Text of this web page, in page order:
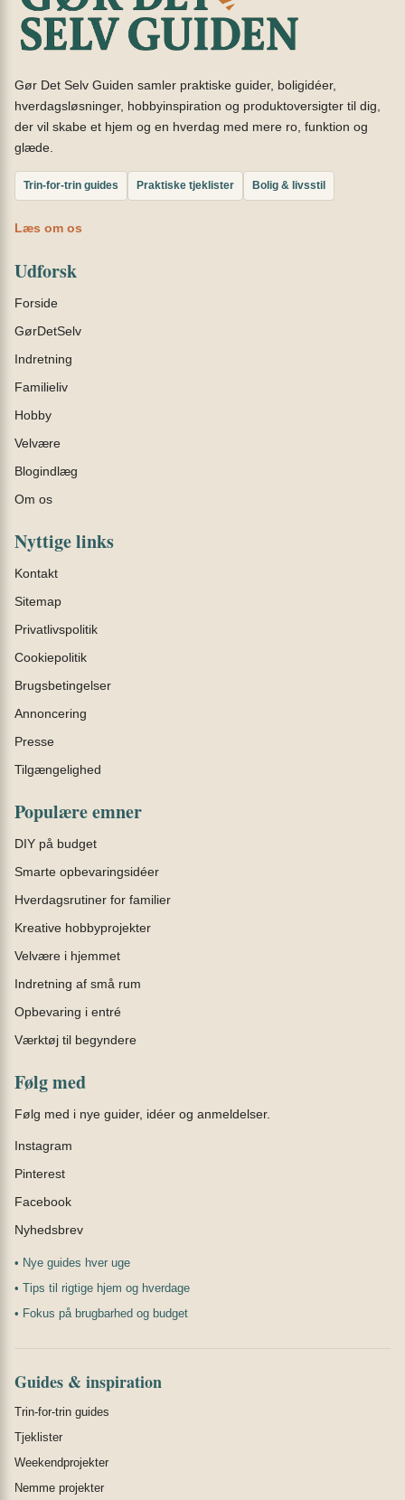
Gør Det Selv Guiden samler praktiske guider, boligidéer,
hverdagsløsninger, hobbyinspiration og produktoversigter til dig,
der vil skabe et hjem og en hverdag med mere ro, funktion og
glæde.
Trin-for-trin guides Praktiske tjeklister Bolig & livsstil
Læs om os
Udforsk
Forside
GørDetSelv
Indretning
Familieliv
Hobby
Velvære
Blogindlæg
Om os
Nyttige links
Kontakt
Sitemap
Privatlivspolitik
Cookiepolitik
Brugsbetingelser
Annoncering
Presse
Tilgængelighed
Populære emner
DIY på budget
Smarte opbevaringsidéer
Hverdagsrutiner for familier
Kreative hobbyprojekter
Velvære i hjemmet
Indretning af små rum
Opbevaring i entré
Værktøj til begyndere
Følg med
Følg med i nye guider, idéer og anmeldelser.
Instagram
Pinterest
Facebook
Nyhedsbrev
• Nye guides hver uge
• Tips til rigtige hjem og hverdage
• Fokus på brugbarhed og budget
Guides & inspiration
Trin-for-trin guides
Tjeklister
Weekendprojekter
Nemme projekter